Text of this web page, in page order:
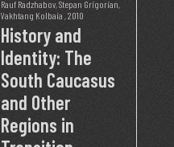
Rauf Radzhabov,Stepan Grigorian,
Vakhtang Kolbaia , 2010
History and
Identity: The
South Caucasus
and Other
Regions in